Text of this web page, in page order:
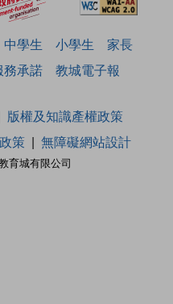
中學生 小學生
家長
務承諾 教城電子報
育城有限公司
版權及知識產權政策
策 無障礙網站設計